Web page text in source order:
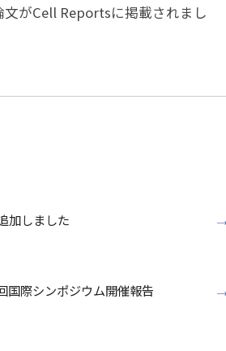
がCell Reportsに掲載されまし
加しました
国際シンポジウム開催報告